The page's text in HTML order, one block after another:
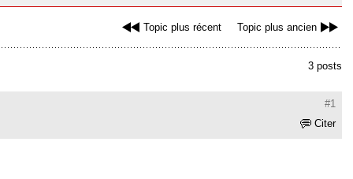
Topic plus récent Topic plus ancien
3 posts
#1
Citer